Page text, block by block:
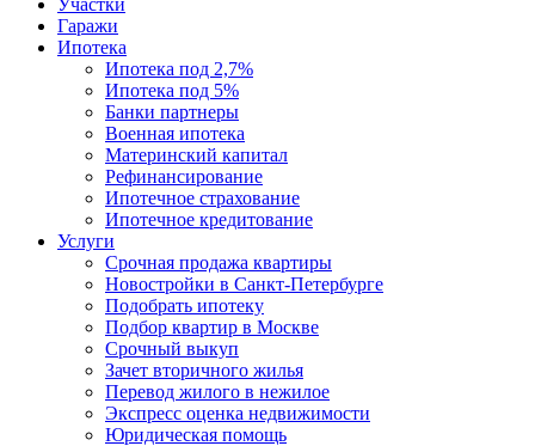
Участки
Гаражи
Ипотека
Ипотека под 2,7%
Ипотека под 5%
Банки партнеры
Военная ипотека
Материнский капитал
Рефинансирование
Ипотечное страхование
Ипотечное кредитование
Услуги
Срочная продажа квартиры
Новостройки в Санкт-Петербурге
Подобрать ипотеку
Подбор квартир в Москве
Срочный выкуп
Зачет вторичного жилья
Перевод жилого в нежилое
Экспресс оценка недвижимости
Юридическая помощь